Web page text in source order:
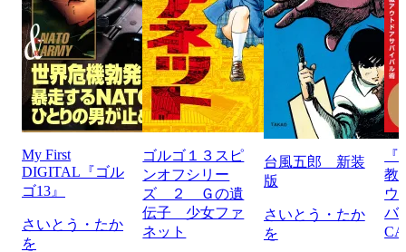
My First
DIGITAL『ゴル
ゴ13』
さいとう・たか
を
ゴルゴ１３スピ
ンオフシリー
ズ ２ Ｇの遺
伝子 少女ファ
ネット
台風五郎 新装
版
さいとう・たか
を
教
ウ
バ